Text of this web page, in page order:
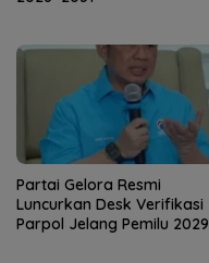
Partai Gelora Resmi
Luncurkan Desk Verifikasi
Parpol Jelang Pemilu 2029